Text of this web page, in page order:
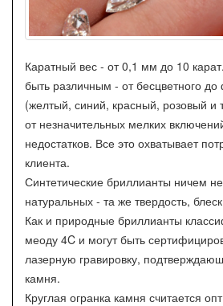
Каратный вес - от 0,1 мм до 10
быть различным - от бесцветного
(желтый, синий, красный, розовый и
от незначительных мелких
недостатков. Все это охватывает
клиента.
Синтетические бриллианты ничем
натуральных - та же твердость,
Как и природные бриллианты
меоду 4C и могут быть
лазерную гравировку,
камня.
Круглая огранка камня считается